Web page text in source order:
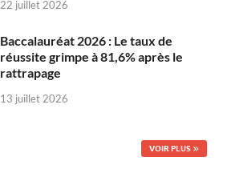
22 juillet 2026
Baccalauréat 2026 : Le taux de
réussite grimpe à 81,6% après le
rattrapage
13 juillet 2026
VOIR PLUS